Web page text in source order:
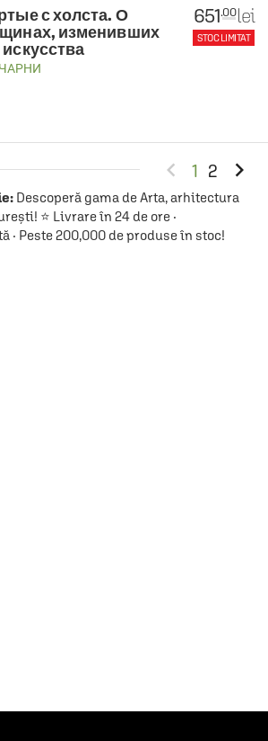
с холста. О
изменивших
651.00 lei
STOC LIMITAT
 1 2 
Descoperă gama de Arta, arhitectura
⭐ Livrare în 24 de ore ·
· Peste 200,000 de produse în stoc!